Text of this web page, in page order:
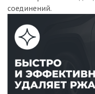
соединений.